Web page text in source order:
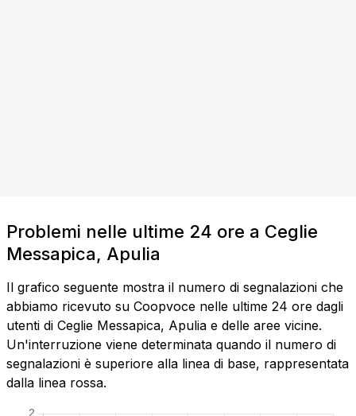
Problemi nelle ultime 24 ore a Ceglie
Messapica, Apulia
Il grafico seguente mostra il numero di segnalazioni che
abbiamo ricevuto su Coopvoce nelle ultime 24 ore dagli
utenti di Ceglie Messapica, Apulia e delle aree vicine.
Un'interruzione viene determinata quando il numero di
segnalazioni è superiore alla linea di base, rappresentata
dalla linea rossa.